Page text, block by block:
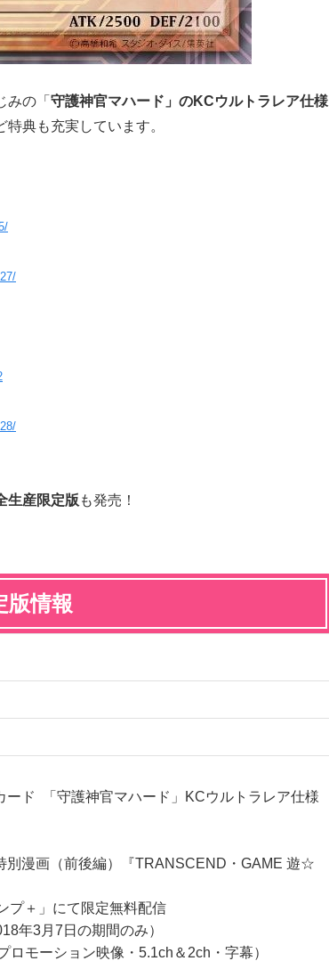
みの「 守護神官マハード」のKCウルトラレア仕様
典も充実しています。
生産限定版 も発売！
版情報
ド 「守護神官マハード」KCウルトラレア仕様
別漫画（前後編）『TRANSCEND・GAME 遊☆
プ＋」にて限定無料配信
年3月7日の期間のみ）
ロモーション映像・5.1ch＆2ch・字幕）